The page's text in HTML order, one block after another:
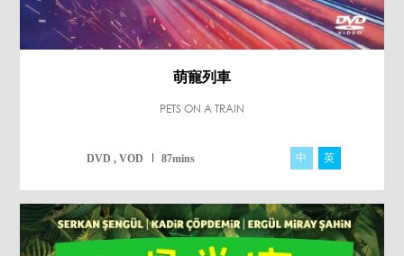
萌寵列車
PETS ON A TRAIN
DVD , VOD 87mins 中 英